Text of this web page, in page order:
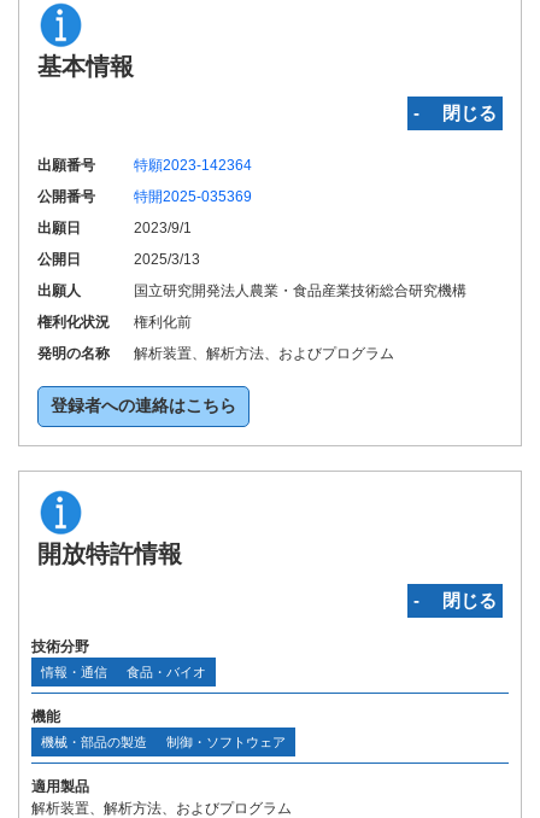
基本情報
‐ 閉じる
出願番号
特願2023-142364
公開番号
特開2025-035369
出願日
2023/9/1
公開日
2025/3/13
出願人
国立研究開発法人農業・食品産業技術総合研究機構
権利化状況
権利化前
発明の名称
解析装置、解析方法、およびプログラム
登録者への連絡はこちら
開放特許情報
‐ 閉じる
技術分野
情報・通信 食品・バイオ
機能
機械・部品の製造 制御・ソフトウェア
適用製品
解析装置、解析方法、およびプログラム